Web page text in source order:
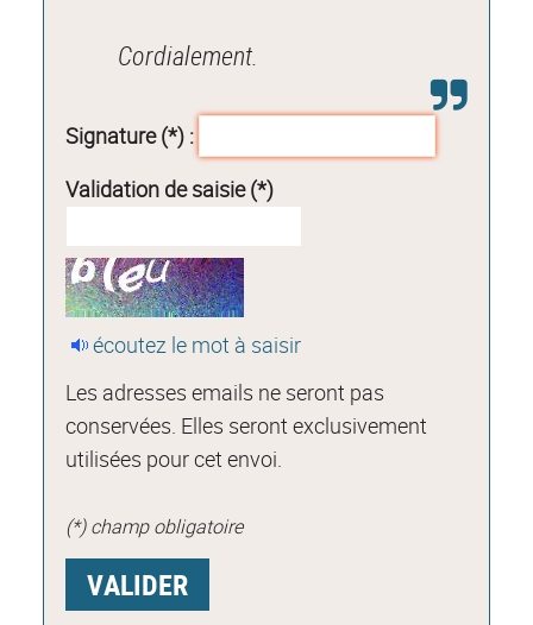
Cordialement.
Signature (*) :
Validation de saisie (*)
écoutez le mot à saisir
Les adresses emails ne seront pas
conservées. Elles seront exclusivement
utilisées pour cet envoi.
(*) champ obligatoire